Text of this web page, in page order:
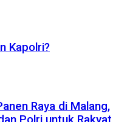
Kapolri?
Raya di Malang,